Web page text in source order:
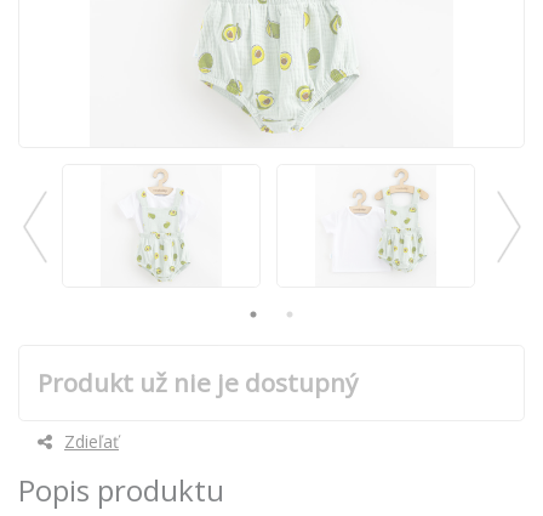
Produkt už nie je dostupný
Zdieľať
Popis produktu